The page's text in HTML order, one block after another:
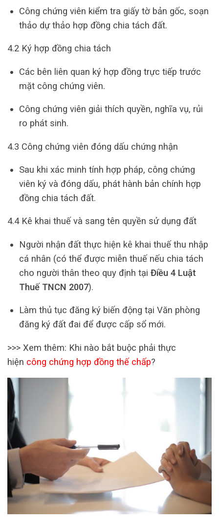
Công chứng viên kiểm tra giấy tờ bản gốc, soạn
thảo dự thảo hợp đồng chia tách đất.
4.2 Ký hợp đồng chia tách
Các bên liên quan ký hợp đồng trực tiếp trước
mặt công chứng viên.
Công chứng viên giải thích quyền, nghĩa vụ, rủi
ro phát sinh.
4.3 Công chứng viên đóng dấu chứng nhận
Sau khi xác minh tính hợp pháp, công chứng
viên ký và đóng dấu, phát hành bản chính hợp
đồng chia tách đất.
4.4 Kê khai thuế và sang tên quyền sử dụng đất
Người nhận đất thực hiện kê khai thuế thu nhập
cá nhân (có thể được miễn thuế nếu chia tách
cho người thân theo quy định tại Điều 4 Luật
Thuế TNCN 2007).
Làm thủ tục đăng ký biến động tại Văn phòng
đăng ký đất đai để được cấp sổ mới.
>>> Xem thêm: Khi nào bắt buộc phải thực
hiện công chứng hợp đồng thế chấp?